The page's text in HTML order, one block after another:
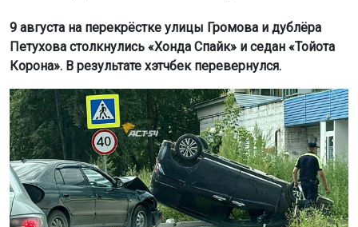
9 августа на перекрёстке улицы Громова и дублёра
Петухова столкнулись «Хонда Спайк» и седан «Тойота
Корона». В результате хэтчбек перевернулся.